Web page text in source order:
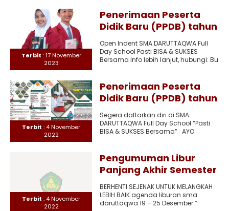
Terbit : 17 November
2023
Penerimaan Peserta
Didik Baru (PPDB) tahun
ajaran 2026-2027
Open Indent SMA DARUTTAQWA Full
Day School Pasti BISA & SUKSES
Bersama Info lebih lanjut, hubungi: Bu
Terbit : 4 November
2022
Penerimaan Peserta
Didik Baru (PPDB) tahun
ajaran 2022-2023
Segera daftarkan diri di SMA
DARUTTAQWA Full Day School “Pasti
BISA & SUKSES Bersama” AYO
Terbit : 4 November
2022
Pengumuman Libur
Panjang Akhir Semester
BERHENTI SEJENAK UNTUK MELANGKAH
LEBIH BAIK agenda liburan sma
daruttaqwa 19 – 25 Desember ”